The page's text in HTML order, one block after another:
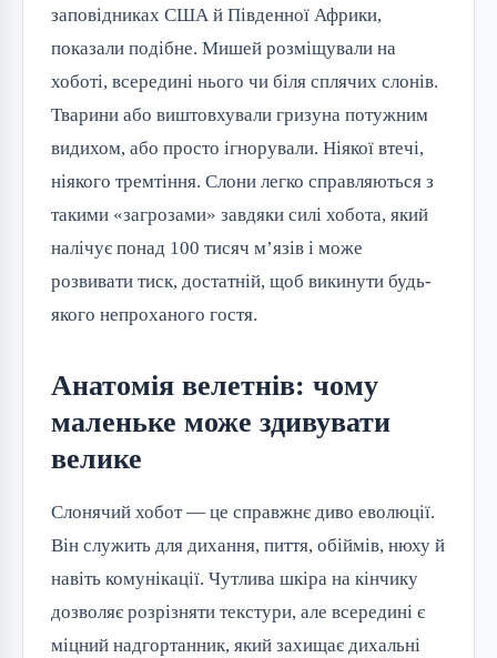
заповідниках США й Південної Африки,
показали подібне. Мишей розміщували на
хоботі, всередині нього чи біля сплячих слонів.
Тварини або виштовхували гризуна потужним
видихом, або просто ігнорували. Ніякої втечі,
ніякого тремтіння. Слони легко справляються з
такими «загрозами» завдяки силі хобота, який
налічує понад 100 тисяч м’язів і може
розвивати тиск, достатній, щоб викинути будь-
якого непроханого гостя.
Анатомія велетнів: чому
маленьке може здивувати
велике
Слонячий хобот — це справжнє диво еволюції.
Він служить для дихання, пиття, обіймів, нюху й
навіть комунікації. Чутлива шкіра на кінчику
дозволяє розрізняти текстури, але всередині є
міцний надгортанник, який захищає дихальні